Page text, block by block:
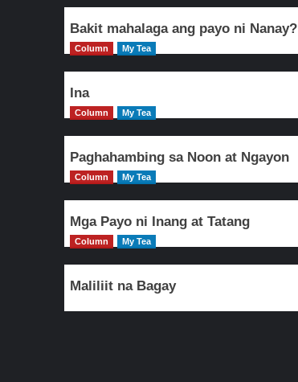
Bakit mahalaga ang payo ni Nanay?
Column My Tea
Ina
Column My Tea
Paghahambing sa Noon at Ngayon
Column My Tea
Mga Payo ni Inang at Tatang
Column My Tea
Maliliit na Bagay